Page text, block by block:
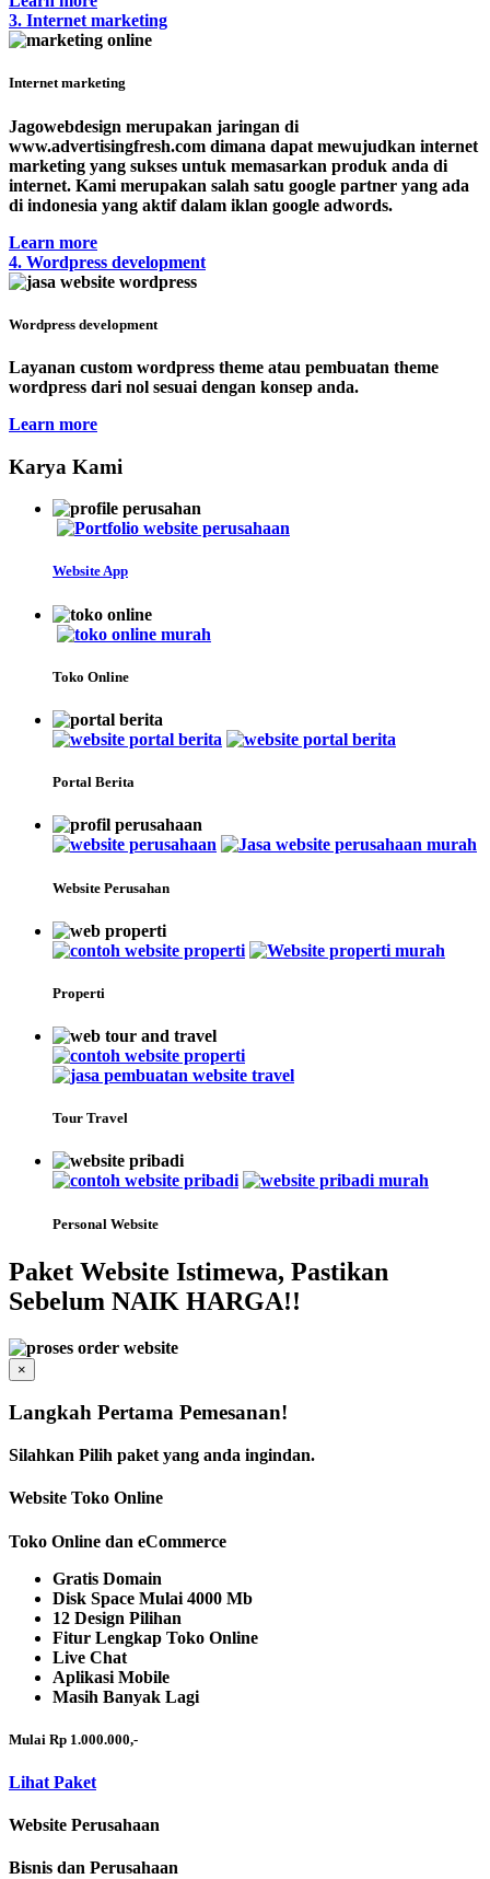
3. Internet marketing
Internet marketing
Jagowebdesign merupakan jaringan di
www.advertisingfresh.com dimana dapat mewujudkan internet
marketing yang sukses untuk memasarkan produk anda di
internet. Kami merupakan salah satu google partner yang ada
di indonesia yang aktif dalam iklan google adwords.
Learn more
4. Wordpress development
Wordpress development
Layanan custom wordpress theme atau pembuatan theme
wordpress dari nol sesuai dengan konsep anda.
Learn more
Karya Kami
Website App
Toko Online
Portal Berita
Website Perusahan
Properti
Tour Travel
Personal Website
Paket Website Istimewa, Pastikan
Sebelum NAIK HARGA!!
×
Langkah Pertama Pemesanan!
Silahkan Pilih paket yang anda ingindan.
Website Toko Online
Toko Online dan eCommerce
Gratis Domain
Disk Space Mulai 4000 Mb
12 Design Pilihan
Fitur Lengkap Toko Online
Live Chat
Aplikasi Mobile
Masih Banyak Lagi
Mulai Rp 1.000.000,-
Lihat Paket
Website Perusahaan
Bisnis dan Perusahaan